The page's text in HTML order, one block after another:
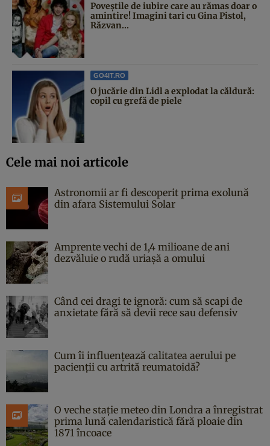
Poveştile de iubire care au rămas doar o
amintire! Imagini tari cu Gina Pistol,
Răzvan...
GO4IT.RO
O jucărie din Lidl a explodat la căldură:
copil cu grefă de piele
Cele mai noi articole
Astronomii ar fi descoperit prima exolună
din afara Sistemului Solar
Amprente vechi de 1,4 milioane de ani
dezvăluie o rudă uriașă a omului
Când cei dragi te ignoră: cum să scapi de
anxietate fără să devii rece sau defensiv
Cum îi influențează calitatea aerului pe
pacienții cu artrită reumatoidă?
O veche stație meteo din Londra a înregistrat
prima lună calendaristică fără ploaie din
1871 încoace